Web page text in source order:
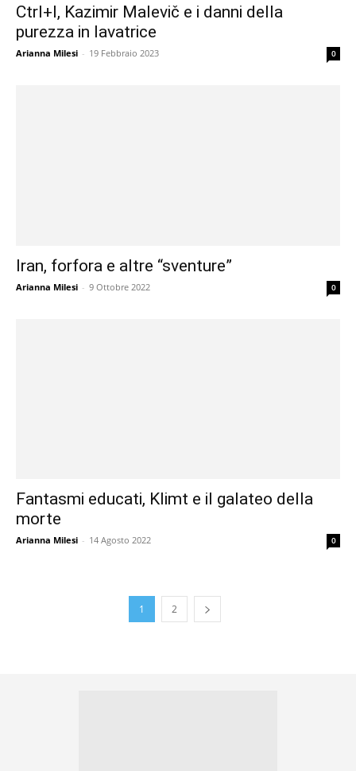
Ctrl+I, Kazimir Malevič e i danni della
purezza in lavatrice
Arianna Milesi - 19 Febbraio 2023 0
Iran, forfora e altre “sventure”
Arianna Milesi - 9 Ottobre 2022 0
Fantasmi educati, Klimt e il galateo della
morte
Arianna Milesi - 14 Agosto 2022 0
1 2